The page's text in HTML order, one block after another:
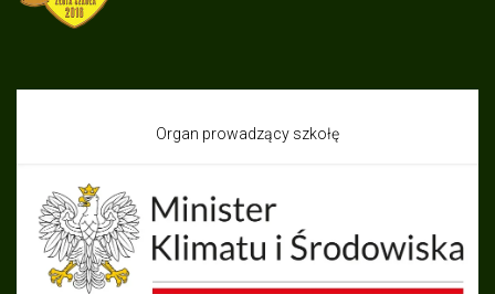
Organ prowadzący szkołę